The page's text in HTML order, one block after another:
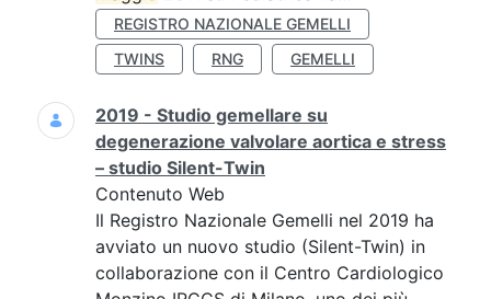
REGISTRO NAZIONALE GEMELLI
TWINS
RNG GEMELLI
2019 - Studio gemellare su
degenerazione valvolare aortica e stress
– studio Silent-Twin
Contenuto Web
Il Registro Nazionale Gemelli nel 2019 ha
avviato un nuovo studio (Silent-Twin) in
collaborazione con il Centro Cardiologico